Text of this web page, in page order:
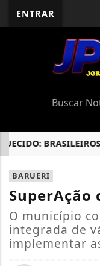
ENTRAR
BRASILEIROS
EM ALTA
BARUERI
SuperAção
O município
integrada de
implementar